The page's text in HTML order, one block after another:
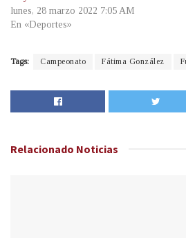
lunes, 28 marzo 2022 7:05 AM
En «Deportes»
Tags: Campeonato Fátima González
Relacionado Noticias